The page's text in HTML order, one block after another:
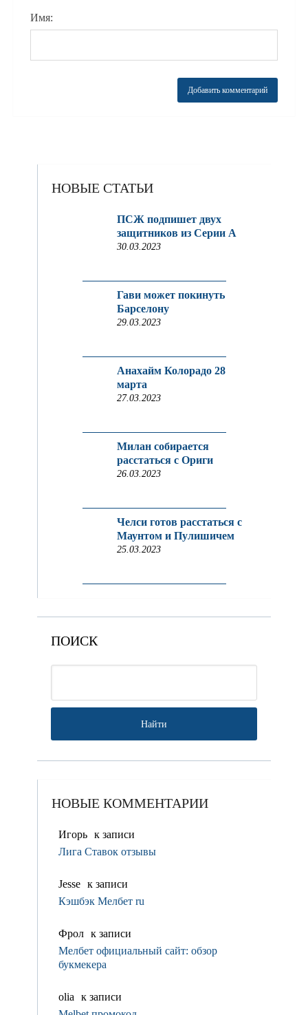
Имя:
НОВЫЕ СТАТЬИ
ПСЖ подпишет двух
защитников из Серии A
30.03.2023
Гави может покинуть
Барселону
29.03.2023
Анахайм Колорадо 28
марта
27.03.2023
Милан собирается
расстаться с Ориги
26.03.2023
Челси готов расстаться с
Маунтом и Пулишичем
25.03.2023
ПОИСК
НОВЫЕ КОММЕНТАРИИ
Игорь к записи
Лига Ставок отзывы
Jesse к записи
Кэшбэк Мелбет ru
Фрол к записи
Мелбет официальный сайт: обзор
букмекера
olia
к записи